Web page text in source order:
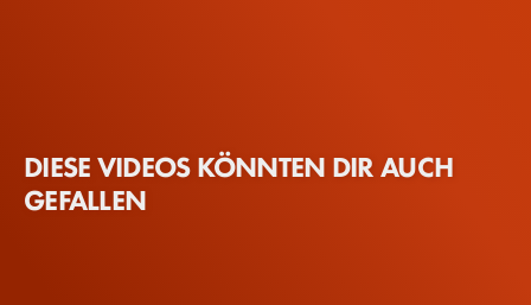
DIESE VIDEOS KÖNNTEN DIR AUCH
GEFALLEN